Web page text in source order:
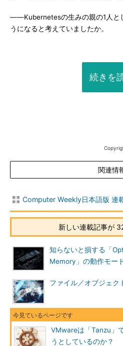
――Kubernetesの生みの親の1人と
うになると考えていましたか。
続きを
関連情
Computer Weekly日本語版 連
新しい連載記事が
知らないと損する「
Memory」の動作モー
ファイル／オブジェク
VMwareは「Tanzu」
うとしているのか？